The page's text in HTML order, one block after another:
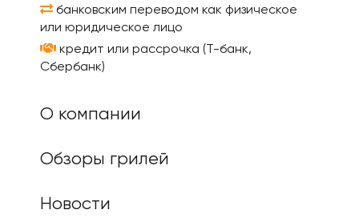
банковским переводом как физическое
или юридическое лицо
кредит или рассрочка (Т-банк,
Сбербанк)
О компании
Обзоры грилей
Новости